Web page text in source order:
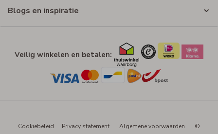
Blogs en inspiratie
Veilig winkelen en betalen:
Cookiebeleid Privacy statement Algemene voorwaarden
©